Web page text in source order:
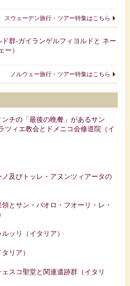
スウェーデン旅行・ツアー特集はこちら
群‐ガイランゲルフィヨルドと ネー
ー）
ノルウェー旅行・ツアー特集はこちら
チの「最後の晩餐」があるサン
ツィエ教会とドメニコ会修道院（イ
及びトッレ・アヌンツィアータの
とサン・パオロ・フオーリ・レ・
ッリ（イタリア）
リア）
スコ聖堂と関連遺跡群（イタリ